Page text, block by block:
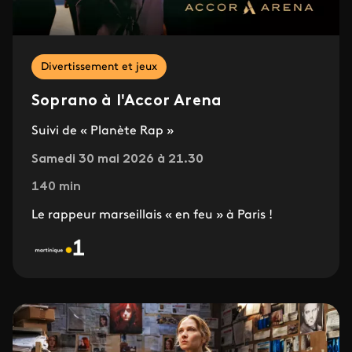
Divertissement et jeux
Soprano à l'Accor Arena
Suivi de « Planète Rap »
Samedi 30 mai 2026 à 21.30
140 min
Le rappeur marseillais « en feu » à Paris !